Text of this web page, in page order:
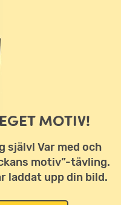
MOTIV!
själv! Var med och
motiv”-tävling.
laddat upp din bild.